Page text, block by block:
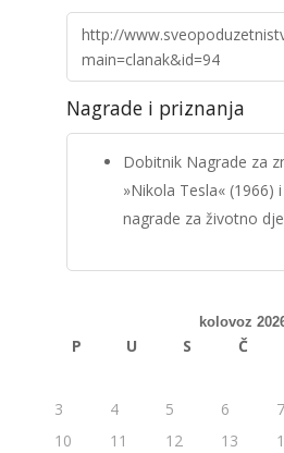
http://
main=clanak&id=94
Nagrade i priznanja
Dobitnik Nagrade za
»Nikola Tesla« (1966)
nagrade za životno
kolovoz
P U S Č
3
4 5 6 7
10
11 12 13